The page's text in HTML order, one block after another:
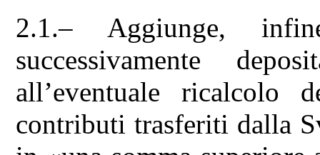
2.1.– Aggiunge,
successivamente
all’eventuale ricalcolo
contributi trasferiti dalla